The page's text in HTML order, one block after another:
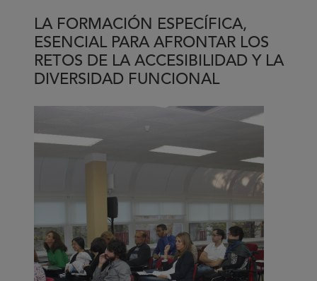
FEDER
LA FORMACIÓN ESPECÍFICA,
ESENCIAL PARA AFRONTAR LOS
RETOS DE LA ACCESIBILIDAD Y LA
DIVERSIDAD FUNCIONAL